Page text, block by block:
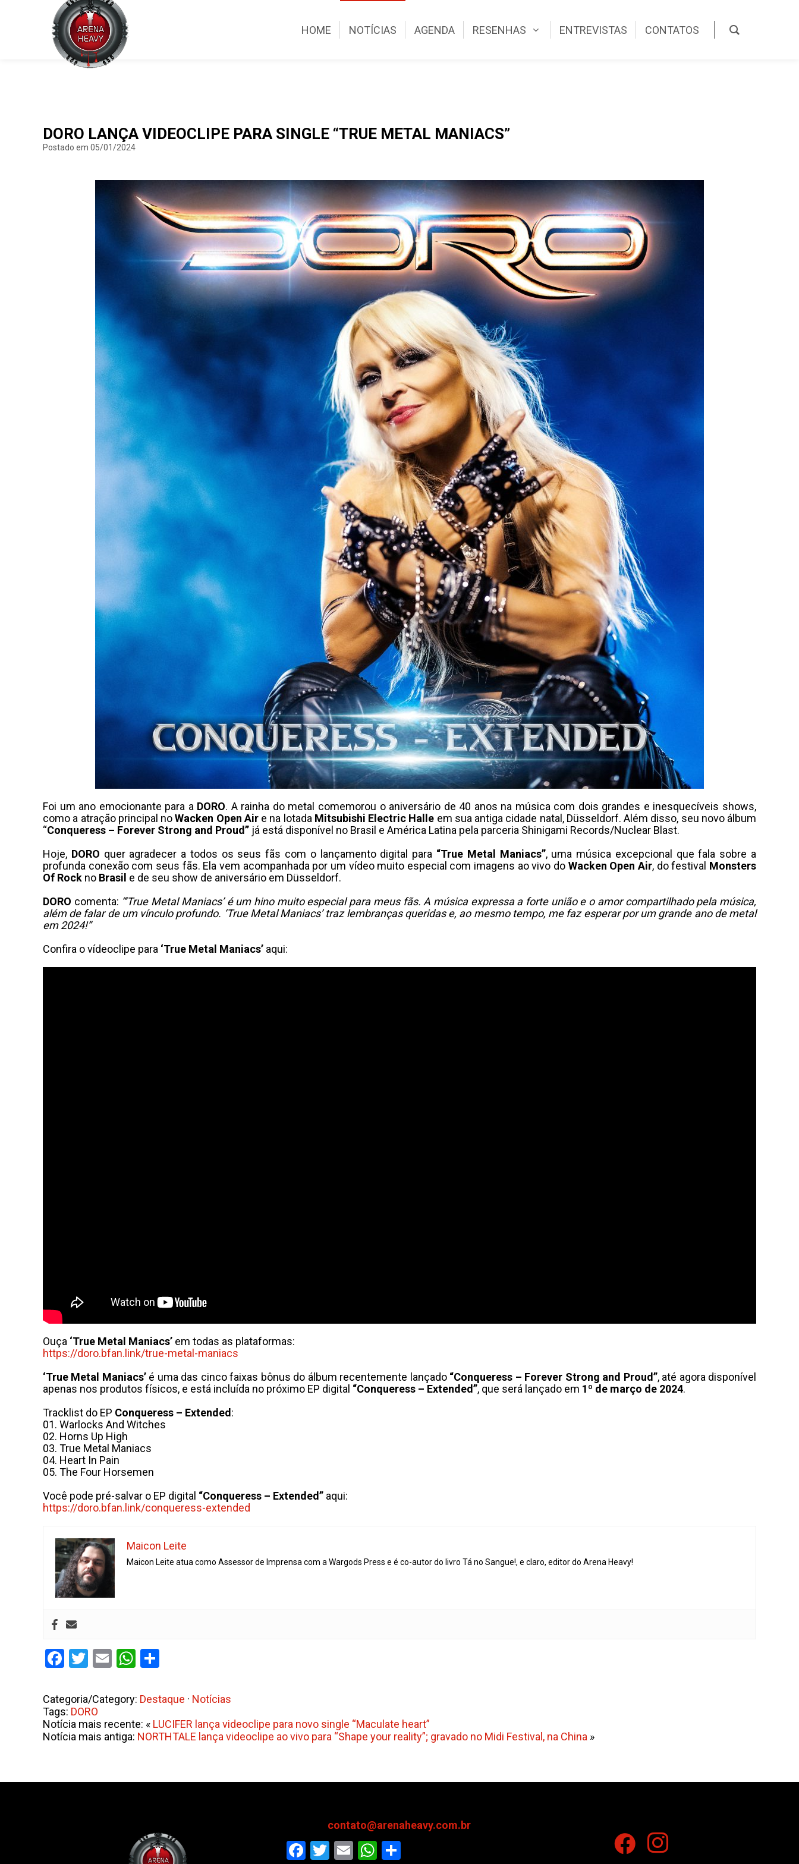
HOME NOTÍCIAS AGENDA RESENHAS ENTREVISTAS CONTATOS
DORO LANÇA VIDEOCLIPE PARA SINGLE “TRUE METAL MANIACS”
Postado em 05/01/2024
Foi um ano emocionante para a DORO. A rainha do metal comemorou o aniversário de 40 anos na música com dois grandes e inesquecíveis shows,
como a atração principal noWacken Open Air e na lotada Mitsubishi Electric Halle em sua antiga cidade natal, Düsseldorf. Além disso, seu novo álbum
“Conqueress – Forever Strong and Proud” já está disponível no Brasil e América Latina pela parceria Shinigami Records/Nuclear Blast.
Hoje, DORO quer agradecer a todos os seus fãs com o lançamento digital para “True Metal Maniacs”, uma música excepcional que fala sobre a
profunda conexão com seus fãs. Ela vem acompanhada por um vídeo muito especial com imagens ao vivo do Wacken Open Air, do festival Monsters
Of Rock no Brasil e de seu show de aniversário em Düsseldorf.
DORO comenta: “‘True Metal Maniacs’ é um hino muito especial para meus fãs. A música expressa a forte união e o amor compartilhado pela música,
além de falar de um vínculo profundo. ‘True Metal Maniacs’ traz lembranças queridas e, ao mesmo tempo, me faz esperar por um grande ano de metal
em 2024!”
Confira o vídeoclipe para ‘True Metal Maniacs’ aqui:
Ouça ‘True Metal Maniacs’ em todas as plataformas:
https://doro.bfan.link/true-metal-maniacs
‘True Metal Maniacs’é uma das cinco faixas bônus do álbum recentemente lançado “Conqueress – Forever Strong and Proud”, até agora disponível
apenas nos produtos físicos, e está incluída no próximo EP digital “Conqueress – Extended”, que será lançado em 1º de março de 2024.
Tracklist do EP Conqueress – Extended :
01. Warlocks And Witches
02. Horns Up High
03. True Metal Maniacs
04. Heart In Pain
05. The Four Horsemen
Você pode pré-salvar o EP digital “Conqueress – Extended” aqui:
https://doro.bfan.link/conqueress-extended
Maicon Leite
Maicon Leite atua como Assessor de Imprensa com a Wargods Press e é co-autor do livro Tá no Sangue!, e claro, editor do Arena Heavy!
Facebook
Twitter
EmailWhatsApp
Categoria/Category: Destaque · Notícias
Tags: DORO
Notícia mais recente: « LUCIFER lança videoclipe para novo single “Maculate heart”
Notícia mais antiga: NORTHTALE lança videoclipe ao vivo para “Shape your reality”; gravado no Midi Festival, na China »
contato@arenaheavy.com.br
Facebook
Twitter
EmailWhatsApp